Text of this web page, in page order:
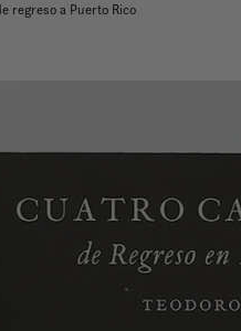
regreso a Puerto Rico